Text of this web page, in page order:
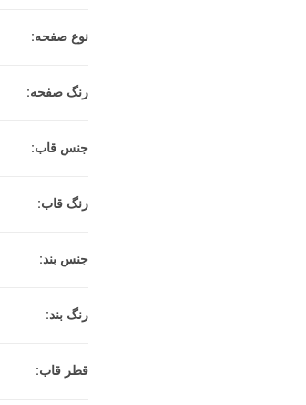
نوع صفحه:
رنگ صفحه:
جنس قاب:
رنگ قاب:
جنس بند:
رنگ بند:
قطر قاب: